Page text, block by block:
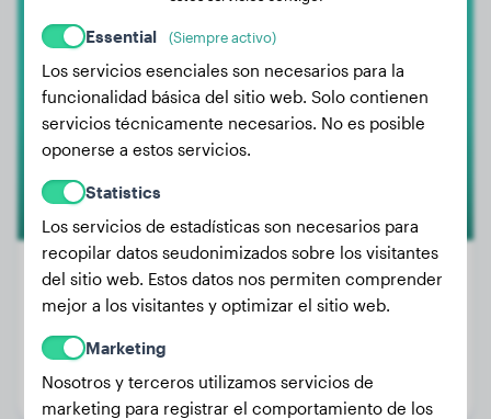
Golden Retriever
Jasper
Edad:
Género:
Perro macho
Essential (Siempre activo)
Los servicios esenciales son necesarios para la
funcionalidad básica del sitio web. Solo contienen
servicios técnicamente necesarios. No es posible
oponerse a estos servicios.
Statistics
Los servicios de estadísticas son necesarios para
recopilar datos seudonimizados sobre los visitantes
del sitio web. Estos datos nos permiten comprender
mejor a los visitantes y optimizar el sitio web.
Marketing
Nosotros y terceros utilizamos servicios de
marketing para registrar el comportamiento de los